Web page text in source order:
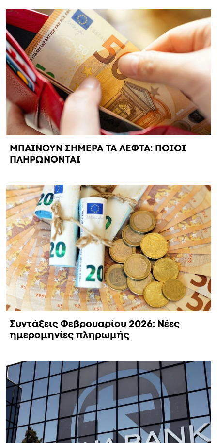
ΜΠΑΙΝΟΥΝ ΣΗΜΕΡΑ ΤΑ ΛΕΦΤΑ: ΠΟΙΟΙ
ΠΛΗΡΩΝΟΝΤΑΙ
Συντάξεις Φεβρουαρίου 2026: Νέες
ημερομηνίες πληρωμής